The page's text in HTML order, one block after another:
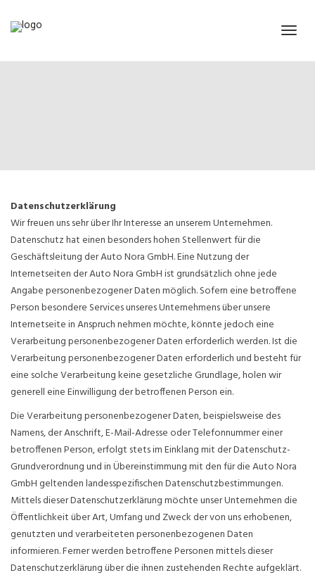
Datenschutzerklärung
Wir freuen uns sehr über Ihr Interesse an unserem Unternehmen.
Datenschutz hat einen besonders hohen Stellenwert für die
Geschäftsleitung der Auto Nora GmbH. Eine Nutzung der
Internetseiten der Auto Nora GmbH ist grundsätzlich ohne jede
Angabe personenbezogener Daten möglich. Sofern eine betroffene
Person besondere Services unseres Unternehmens über unsere
Internetseite in Anspruch nehmen möchte, könnte jedoch eine
Verarbeitung personenbezogener Daten erforderlich werden. Ist die
Verarbeitung personenbezogener Daten erforderlich und besteht für
eine solche Verarbeitung keine gesetzliche Grundlage, holen wir
generell eine Einwilligung der betroffenen Person ein.
Die Verarbeitung personenbezogener Daten, beispielsweise des
Namens, der Anschrift, E-Mail-Adresse oder Telefonnummer einer
betroffenen Person, erfolgt stets im Einklang mit der Datenschutz-
Grundverordnung und in Übereinstimmung mit den für die Auto Nora
GmbH geltenden landesspezifischen Datenschutzbestimmungen.
Mittels dieser Datenschutzerklärung möchte unser Unternehmen die
Öffentlichkeit über Art, Umfang und Zweck der von uns erhobenen,
genutzten und verarbeiteten personenbezogenen Daten
informieren. Ferner werden betroffene Personen mittels dieser
Datenschutzerklärung über die ihnen zustehenden Rechte aufgeklärt.